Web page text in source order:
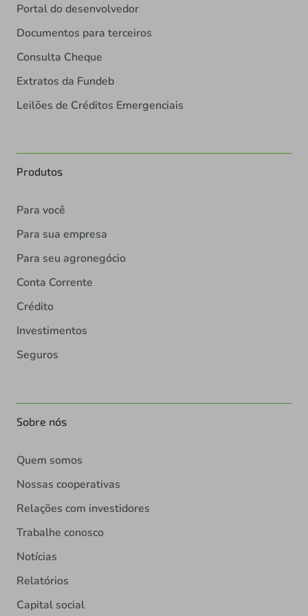
Portal do desenvolvedor
Documentos para terceiros
Consulta Cheque
Extratos da Fundeb
Leilões de Créditos Emergenciais
Produtos
Para você
Para sua empresa
Para seu agronegócio
Conta Corrente
Crédito
Investimentos
Seguros
Sobre nós
Quem somos
Nossas cooperativas
Relações com investidores
Trabalhe conosco
Notícias
Relatórios
Capital social